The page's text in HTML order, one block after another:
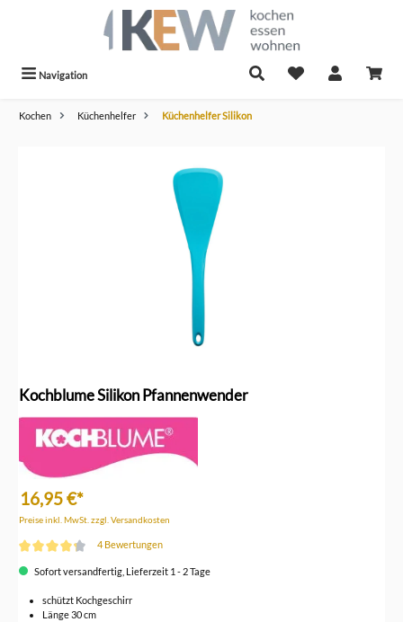
Navigation
Kochen Küchenhelfer Küchenhelfer Silikon
Kochblume Silikon Pfannenwender
16,95 €*
Preise inkl. MwSt. zzgl. Versandkosten
4 Bewertungen
Sofort versandfertig, Lieferzeit 1 - 2 Tage
schützt Kochgeschirr
Länge 30 cm